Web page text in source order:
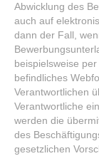
Abwicklung des
auch auf
dann der Fall,
beispielsweise
befindliches
Verantwortlichen
Verantwortliche
werden die
des
gesetzlichen